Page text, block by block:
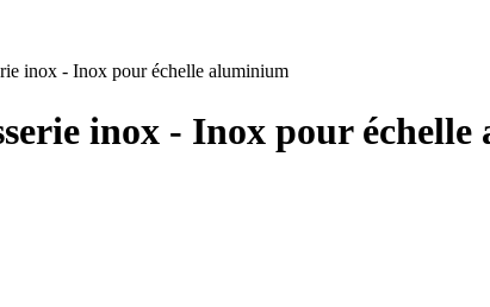
inox - Inox pour échelle aluminium
inox - Inox pour échelle